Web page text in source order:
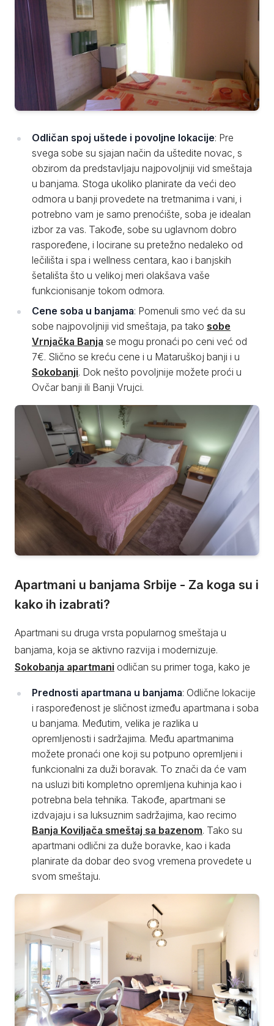
Odličan spoj uštede i povoljne lokacije: Pre
svega sobe su sjajan način da uštedite novac, s
obzirom da predstavljaju najpovoljniji vid smeštaja
u banjama. Stoga ukoliko planirate da veći deo
odmora u banji provedete na tretmanima i vani, i
potrebno vam je samo prenoćište, soba je idealan
izbor za vas. Takođe, sobe su uglavnom dobro
raspoređene, i locirane su pretežno nedaleko od
lečilišta i spa i wellness centara, kao i banjskih
šetališta što u velikoj meri olakšava vaše
funkcionisanje tokom odmora.
Cene soba u banjama: Pomenuli smo već da su
sobe najpovoljniji vid smeštaja, pa tako sobe
Vrnjačka Banja se mogu pronaći po ceni već od
7€. Slično se kreću cene i u Mataruškoj banji i u
Sokobanji. Dok nešto povoljnije možete proći u
Ovčar banji ili Banji Vrujci.
Apartmani u banjama Srbije - Za koga su i
kako ih izabrati?
Apartmani su druga vrsta popularnog smeštaja u
banjama, koja se aktivno razvija i modernizuje.
Sokobanja apartmani odličan su primer toga, kako je
Prednosti apartmana u banjama: Odlične lokacije
i raspoređenost je sličnost između apartmana i soba
u banjama. Međutim, velika je razlika u
opremljenosti i sadržajima. Među apartmanima
možete pronaći one koji su potpuno opremljeni i
funkcionalni za duži boravak. To znači da će vam
na usluzi biti kompletno opremljena kuhinja kao i
potrebna bela tehnika. Takođe, apartmani se
izdvajaju i sa luksuznim sadržajima, kao recimo
Banja Koviljača smeštaj sa bazenom. Tako su
apartmani odlični za duže boravke, kao i kada
planirate da dobar deo svog vremena provedete u
svom smeštaju.